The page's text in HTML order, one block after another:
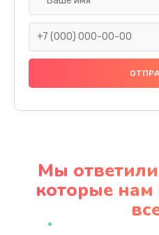
Замена
1000
Мы
которые